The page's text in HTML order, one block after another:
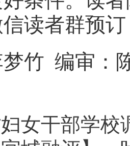
读者群预
梦竹 编审：
妇女干部学